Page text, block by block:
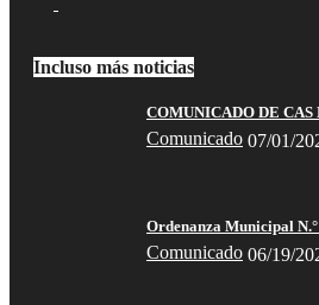
Incluso más noticias
COMUNICADO DE CAS
Comunicado 07/01/
Ordenanza Municipal
Comunicado 06/19/